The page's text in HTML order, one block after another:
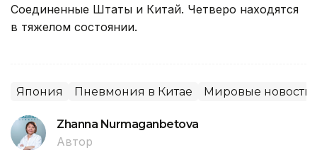
Соединенные Штаты и Китай. Четверо находятся
в тяжелом состоянии.
Япония Пневмония в Китае Мировые новости
Zhanna Nurmaganbetova
Автор